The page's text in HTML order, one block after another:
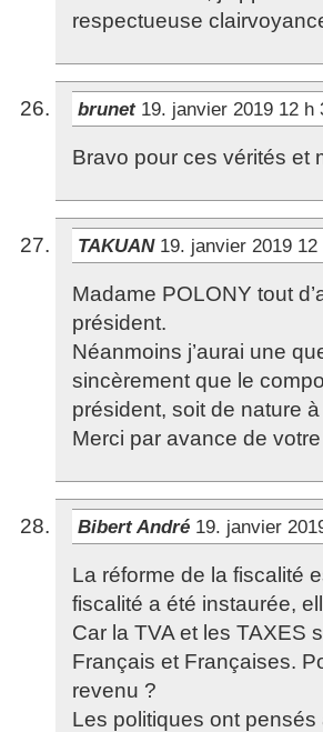
respectueuse
brunet 19. janvier 2019 12 h
Bravo pour ces vérités et
TAKUAN 19. janvier 2019
Madame POLONY tout
président.
Néanmoins j’aurai une
sincèrement que le
président, soit de nature
Merci par avance de
Bibert André 19. janvier
La réforme de la fiscalité
fiscalité a été instaurée,
Car la TVA et les TAXES
Français et Françaises.
revenu ?
Les politiques ont